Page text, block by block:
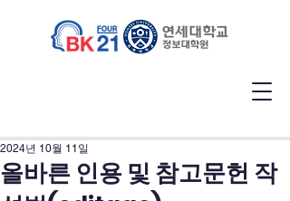
올바른 인용 및 참고문헌 작
2024년 10월 11일